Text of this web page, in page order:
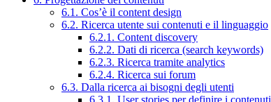
6.1. Cos’è il content design
6.2. Ricerca utente sui contenuti e il linguaggio
6.2.1. Content discovery
6.2.2. Dati di ricerca (search keywords)
6.2.3. Ricerca tramite analytics
6.2.4. Ricerca sui forum
6.3. Dalla ricerca ai bisogni degli utenti
6.3.1. User stories per definire i contenuti